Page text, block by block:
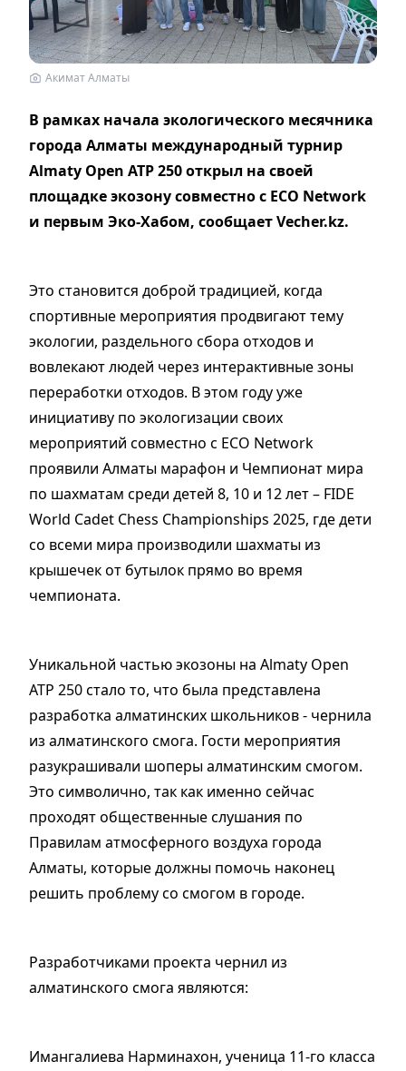
Акимат Алматы
В рамках начала экологического месячника
города Алматы международный турнир
Almaty Open ATP 250 открыл на своей
площадке экозону совместно с ECO Network
и первым Эко-Хабом, сообщает Vecher.kz.
Это становится доброй традицией, когда
спортивные мероприятия продвигают тему
экологии, раздельного сбора отходов и
вовлекают людей через интерактивные зоны
переработки отходов. В этом году уже
инициативу по экологизации своих
мероприятий совместно с ECO Network
проявили Алматы марафон и Чемпионат мира
по шахматам среди детей 8, 10 и 12 лет – FIDE
World Cadet Chess Championships 2025, где дети
со всеми мира производили шахматы из
крышечек от бутылок прямо во время
чемпионата.
Уникальной частью экозоны на Almaty Open
ATP 250 стало то, что была представлена
разработка алматинских школьников - чернила
из алматинского смога. Гости мероприятия
разукрашивали шоперы алматинским смогом.
Это символично, так как именно сейчас
проходят общественные слушания по
Правилам атмосферного воздуха города
Алматы, которые должны помочь наконец
решить проблему со смогом в городе.
Разработчиками проекта чернил из
алматинского смога являются:
Имангалиева Нарминахон, ученица 11-го класса